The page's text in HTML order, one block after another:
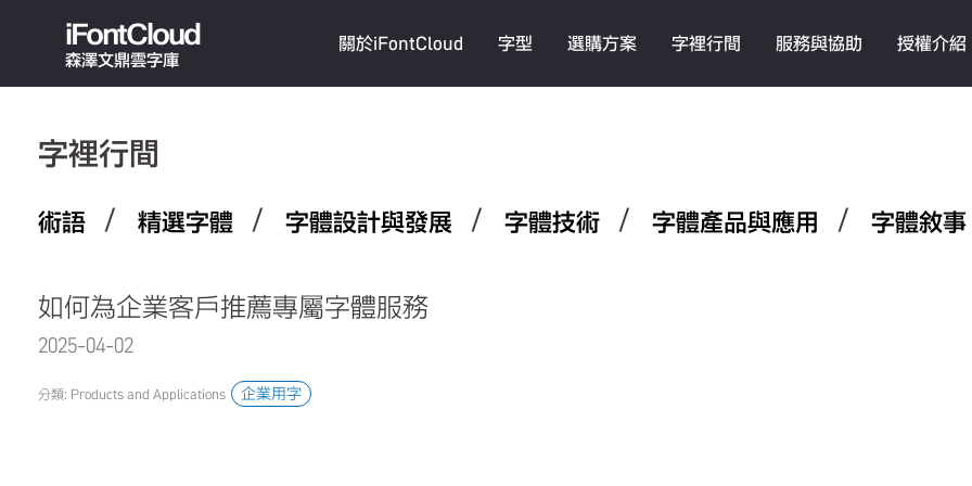
iFontCloud
森澤文鼎雲字庫
關於iFontCloud 字型 選購方案 字裡行間 服務與協助 授權介紹
字裡行間
術語 / 精選字體 / 字體設計與發展 / 字體技術 / 字體產品與應用 / 字體敘事
如何為企業客戶推薦專屬字體服務
2025-04-02 11:19:13.0
分類: Products and Applications 企業用字